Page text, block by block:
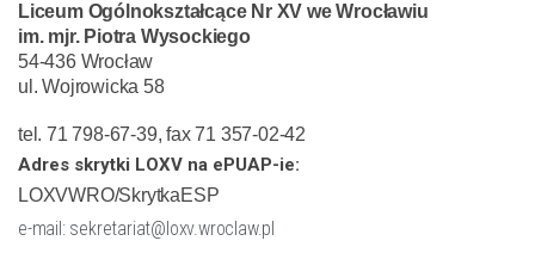
Liceum Ogólnokształcące Nr XV we Wrocławiu
im. mjr. Piotra Wysockiego
54-436 Wrocław
ul. Wojrowicka 58
tel. 71 798-67-39, fax 71 357-02-42
Adres skrytki LOXV na ePUAP-ie:
LOXVWRO/SkrytkaESP
e-mail: sekretariat@loxv.wroclaw.pl